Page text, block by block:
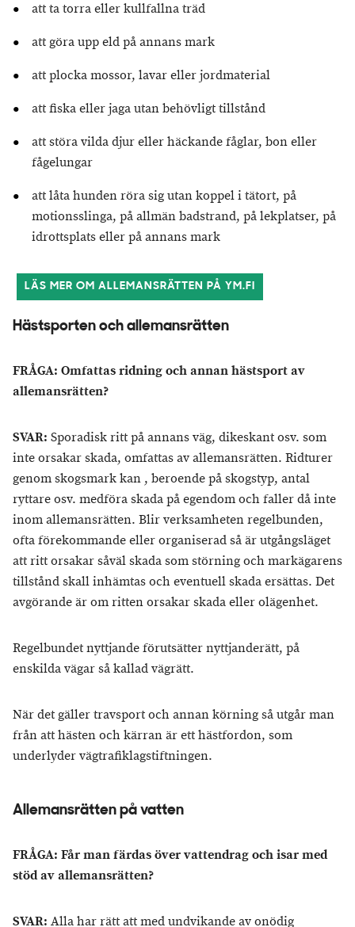
att ta torra eller kullfallna träd
att göra upp eld på annans mark
att plocka mossor, lavar eller jordmaterial
att fiska eller jaga utan behövligt tillstånd
att störa vilda djur eller häckande fåglar, bon eller
fågelungar
att låta hunden röra sig utan koppel i tätort, på
motionsslinga, på allmän badstrand, på lekplatser, på
idrottsplats eller på annans mark
LÄS MER OM ALLEMANSRÄTTEN PÅ YM.FI
Hästsporten och allemansrätten
FRÅGA: Omfattas ridning och annan hästsport av
allemansrätten?
SVAR: Sporadisk ritt på annans väg, dikeskant osv. som
inte orsakar skada, omfattas av allemansrätten. Ridturer
genom skogsmark kan , beroende på skogstyp, antal
ryttare osv. medföra skada på egendom och faller då inte
inom allemansrätten. Blir verksamheten regelbunden,
ofta förekommande eller organiserad så är utgångsläget
att ritt orsakar såväl skada som störning och markägarens
tillstånd skall inhämtas och eventuell skada ersättas. Det
avgörande är om ritten orsakar skada eller olägenhet.
Regelbundet nyttjande förutsätter nyttjanderätt, på
enskilda vägar så kallad vägrätt.
När det gäller travsport och annan körning så utgår man
från att hästen och kärran är ett hästfordon, som
underlyder vägtrafiklagstiftningen.
Allemansrätten på vatten
FRÅGA: Får man färdas över vattendrag och isar med
stöd av allemansrätten?
SVAR: Alla har rätt att med undvikande av onödig